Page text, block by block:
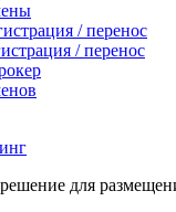
/ перенос
/ перенос
для